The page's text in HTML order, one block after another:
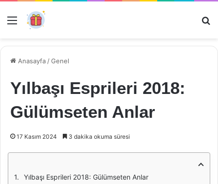
Menü
Anasayfa /Genel
Yılbaşı Esprileri 2018:
Gülümseten Anlar
17 Kasım 2024 3 dakika okuma süresi
Yılbaşı Esprileri 2018: Gülümseten Anlar